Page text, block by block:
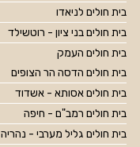
בית חולים לניאדו
בית חולים בני ציון - רוטשילד
בית חולים העמק
בית חולים הדסה הר הצופים
בית חולים אסותא - אשדוד
בית חולים רמב"ם - חיפה
בית חולים גליל מערבי - נהריה